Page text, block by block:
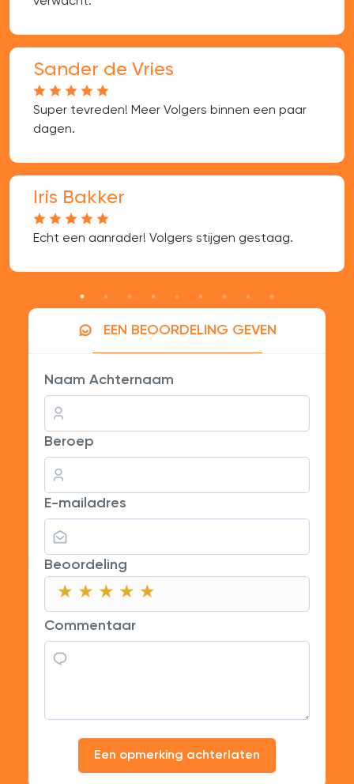
Sander de Vries
Super tevreden! Meer Volgers binnen een paar
dagen.
Iris Bakker
Echt een aanrader! Volgers stijgen gestaag.
EEN BEOORDELING GEVEN
Naam Achternaam
Beroep
E-mailadres
Beoordeling
★
★ ★
★ ★ ★
★ ★ ★ ★
★ ★ ★ ★ ★
Commentaar
Een opmerking achterlaten